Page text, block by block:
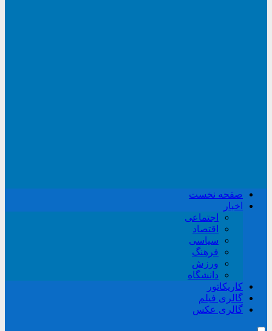
صفحه نخست
اخبار
اجتماعی
اقتصاد
سیاسی
فرهنگ
ورزش
دانشگاه
کاریکاتور
گالری فیلم
گالری عکس